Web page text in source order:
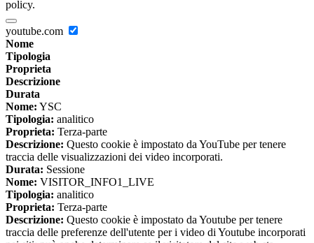
policy.
youtube.com
Nome
Tipologia
Proprieta
Descrizione
Durata
Nome: YSC
Tipologia: analitico
Proprieta: Terza-parte
Descrizione: Questo cookie è impostato da YouTube per tenere
traccia delle visualizzazioni dei video incorporati.
Durata: Sessione
Nome: VISITOR_INFO1_LIVE
Tipologia: analitico
Proprieta: Terza-parte
Descrizione: Questo cookie è impostato da Youtube per tenere
traccia delle preferenze dell'utente per i video di Youtube incorporati